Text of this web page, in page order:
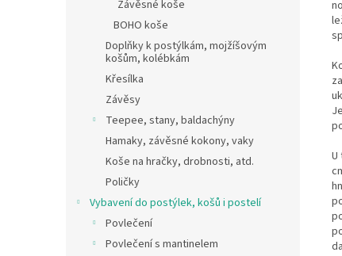
Závěsné koše
BOHO koše
Doplňky k postýlkám, mojžíšovým
košům, kolébkám
Křesílka
Závěsy
Teepee, stany, baldachýny
Hamaky, závěsné kokony, vaky
Koše na hračky, drobnosti, atd.
Poličky
Vybavení do postýlek, košů i postelí
Povlečení
Povlečení s mantinelem